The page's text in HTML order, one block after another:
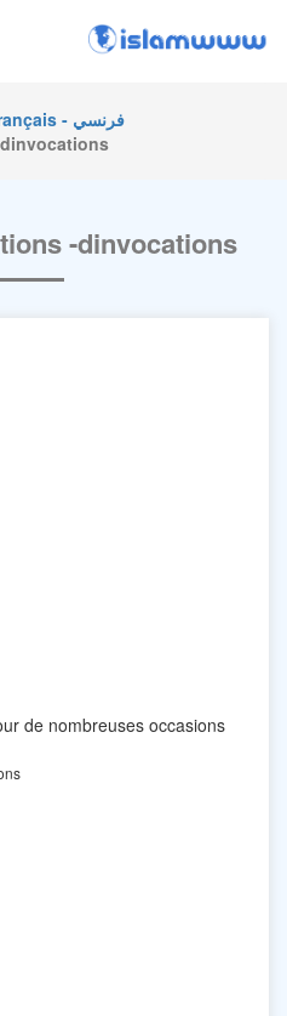
Français - فرنسي
-dinvocations
de nombreuses occasions